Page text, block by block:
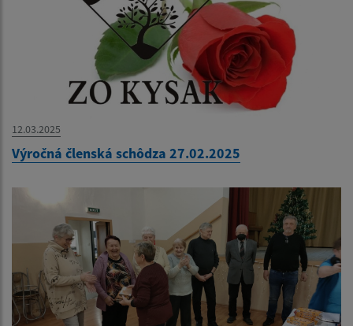
12.03.2025
Výročná členská schôdza 27.02.2025